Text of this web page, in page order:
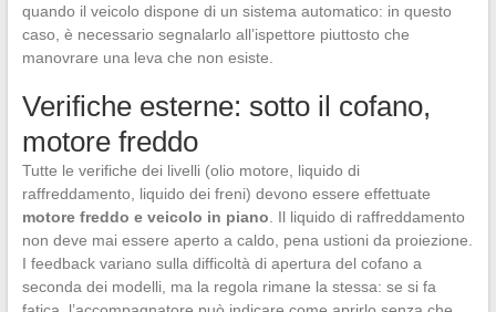
quando il veicolo dispone di un sistema automatico: in questo
caso, è necessario segnalarlo all’ispettore piuttosto che
manovrare una leva che non esiste.
Verifiche esterne: sotto il cofano,
motore freddo
Tutte le verifiche dei livelli (olio motore, liquido di
raffreddamento, liquido dei freni) devono essere effettuate
motore freddo e veicolo in piano . Il liquido di raffreddamento
non deve mai essere aperto a caldo, pena ustioni da proiezione.
I feedback variano sulla difficoltà di apertura del cofano a
seconda dei modelli, ma la regola rimane la stessa: se si fa